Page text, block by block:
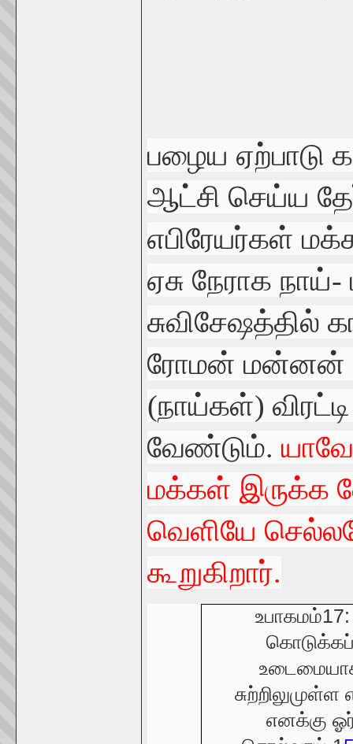
பழைய ஏற்பாடு
ஆட்சி செய்ய
எபிரேயர்கள்
ஏசு நேராக
ரோமன் மன்னன்
(நாய்கள்)
வேண்டும்.
மக்கள் இருக்க
வெளியே
கூறுகிறார்.
எனக்கு